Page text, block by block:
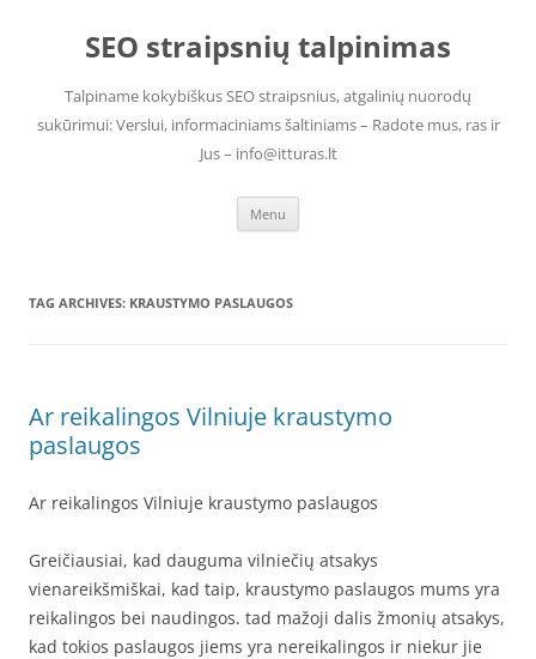
contentSEO straipsnių talpinimas
Talpiname kokybiškus SEO straipsnius, atgalinių nuorodų
sukūrimui: Verslui, informaciniams šaltiniams – Radote mus, ras ir
Jus – info@itturas.lt
Menu
TAG ARCHIVES: KRAUSTYMO PASLAUGOS
Ar reikalingos Vilniuje kraustymo
paslaugos
Ar reikalingos Vilniuje kraustymo paslaugos
Greičiausiai, kad dauguma vilniečių atsakys
vienareikšmiškai, kad taip, kraustymo paslaugos mums yra
reikalingos bei naudingos. tad mažoji dalis žmonių atsakys,
kad tokios paslaugos jiems yra nereikalingos ir niekur jie